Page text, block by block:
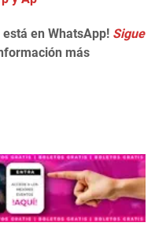
en WhatsApp! Sigue
más